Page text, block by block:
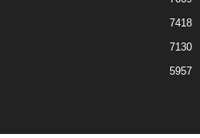
7418
7130
5957